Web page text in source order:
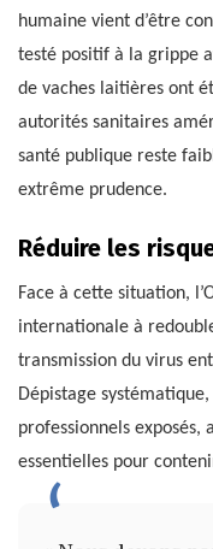
humaine vient d’être
testé positif à la grippe
de vaches laitières ont
autorités sanitaires
santé publique reste
extrême prudence.
Réduire les
Face à cette situation,
internationale à
transmission du virus
Dépistage
professionnels exposés,
essentielles pour